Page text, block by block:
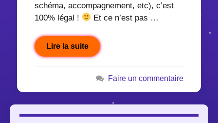
schéma, accompagnement, etc), c’est
100% légal !
Et ce n’est pas …
Lire la suite
Faire un commentaire